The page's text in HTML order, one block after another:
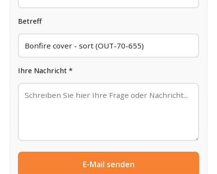
Betreff
Ihre Nachricht *
E-Mail senden